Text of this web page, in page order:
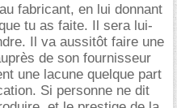
fabricant, en lui donnant
tu as faite. Il sera lui-
Il va aussitôt faire une
de son fournisseur
une lacune quelque part
Si personne ne dit